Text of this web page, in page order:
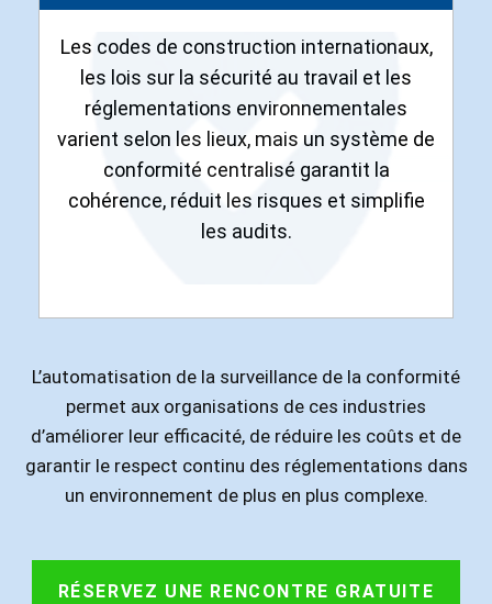
Les codes de construction internationaux,
les lois sur la sécurité au travail et les
réglementations environnementales
varient selon les lieux, mais un système de
conformité centralisé garantit la
cohérence, réduit les risques et simplifie
les audits.
L’automatisation de la surveillance de la conformité
permet aux organisations de ces industries
d’améliorer leur efficacité, de réduire les coûts et de
garantir le respect continu des réglementations dans
un environnement de plus en plus complexe.
RÉSERVEZ UNE RENCONTRE GRATUITE